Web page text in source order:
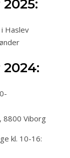
Haslev
8800 Viborg
kl. 10-16: